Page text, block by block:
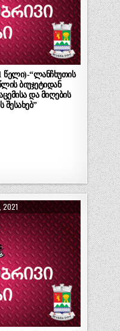
წელი)-“ლანჩხუთის
ბიუჯეტიდან
და მიღების
შესახებ”